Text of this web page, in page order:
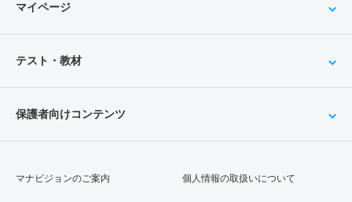
マイページ
テスト・教材
保護者向けコンテンツ
マナビジョンのご案内 個人情報の取扱いについて